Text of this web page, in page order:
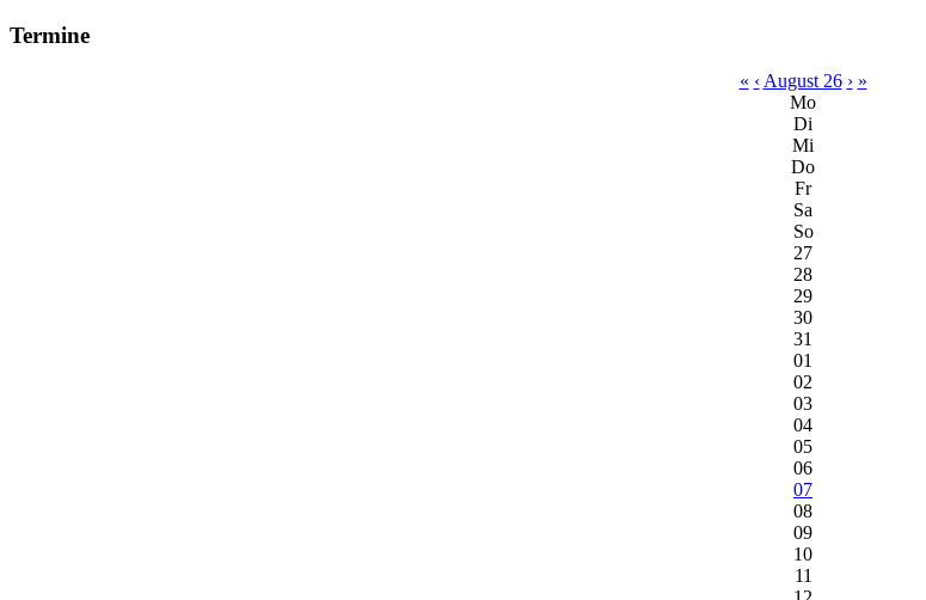
Termine
« ‹ August 26 › »
Mo
Di
Mi
Do
Fr
Sa
So
27
28
29
30
31
01
02
03
04
05
06
07
08
09
10
11